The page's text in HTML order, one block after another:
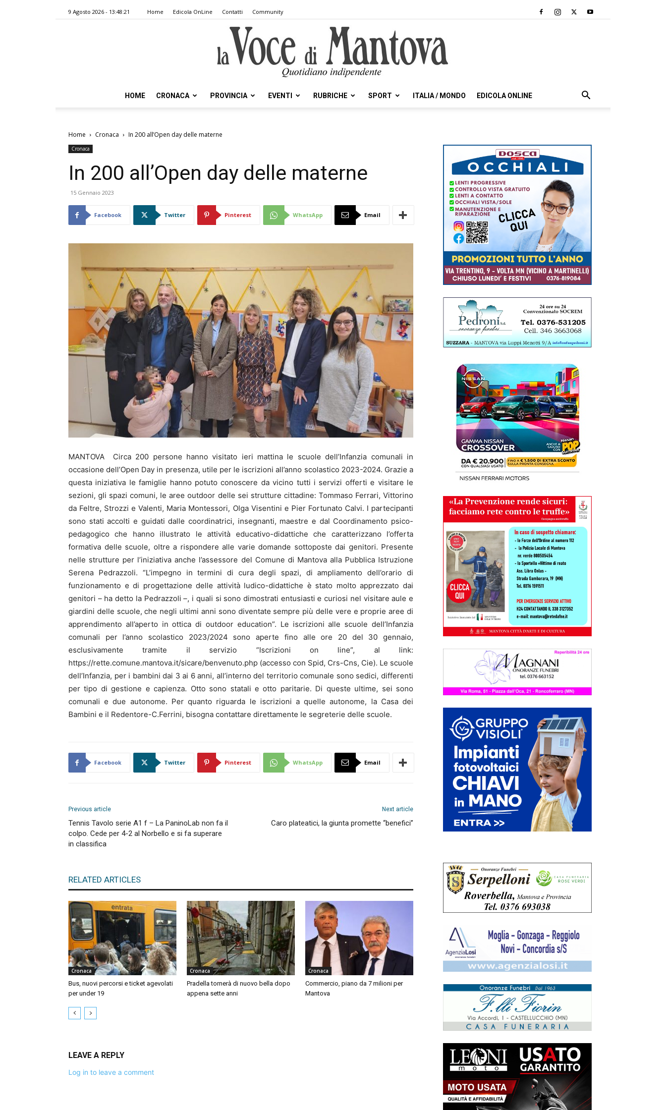
9 Agosto 2026 - 13:48:21 Home Edicola OnLine Contatti Community
Voce
Mantova
HOME CRONACA PROVINCIA EVENTI RUBRICHE SPORT ITALIA / MONDO EDICOLA ONLINE
Home Cronaca In 200 all’Open day delle materne
Cronaca
In 200 all’Open day delle materne
15 Gennaio 2023
Facebook Twitter Pinterest WhatsApp Email
MANTOVA Circa 200 persone hanno visitato ieri mattina le scuole dell’Infanzia comunali in
occasione dell’Open Day in presenza, utile per le iscrizioni all’anno scolastico 2023-2024. Grazie a
questa iniziativa le famiglie hanno potuto conoscere da vicino tutti i servizi offerti e visitare le
sezioni, gli spazi comuni, le aree outdoor delle sei strutture cittadine: Tommaso Ferrari, Vittorino
da Feltre, Strozzi e Valenti, Maria Montessori, Olga Visentini e Pier Fortunato Calvi. I partecipanti
sono stati accolti e guidati dalle coordinatrici, insegnanti, maestre e dal Coordinamento psico-
pedagogico che hanno illustrato le attività educativo-didattiche che caratterizzano l’offerta
formativa delle scuole, oltre a rispondere alle varie domande sottoposte dai genitori. Presente
nelle strutture per l’iniziativa anche l’assessore del Comune di Mantova alla Pubblica Istruzione
Serena Pedrazzoli. “L’impegno in termini di cura degli spazi, di ampliamento dell’orario di
funzionamento e di progettazione delle attività ludico-didattiche è stato molto apprezzato dai
genitori – ha detto la Pedrazzoli –, i quali si sono dimostrati entusiasti e curiosi nel visitare aule e
giardini delle scuole, che negli ultimi anni sono diventate sempre più delle vere e proprie aree di
apprendimento all’aperto in ottica di outdoor education”. Le iscrizioni alle scuole dell’Infanzia
comunali per l’anno scolastico 2023/2024 sono aperte fino alle ore 20 del 30 gennaio,
esclusivamente tramite il servizio “Iscrizioni on line”, al link:
https://rette.comune.mantova.it/sicare/benvenuto.php (accesso con Spid, Crs-Cns, Cie). Le scuole
dell’Infanzia, per i bambini dai 3 ai 6 anni, all’interno del territorio comunale sono sedici, differenti
per tipo di gestione e capienza. Otto sono statali e otto paritarie. Di queste ultime, sei sono
comunali e due autonome. Per quanto riguarda le iscrizioni a quelle autonome, la Casa dei
Bambini e il Redentore-C.Ferrini, bisogna contattare direttamente le segreterie delle scuole.
Facebook Twitter Pinterest WhatsApp Email
Previous article
Tennis Tavolo serie A1 f – La PaninoLab non fa il
colpo. Cede per 4-2 al Norbello e si fa superare
in classifica
Next article
Caro plateatici, la giunta promette “benefici”
RELATED ARTICLES
Cronaca
Bus, nuovi percorsi e ticket agevolati
per under 19
Cronaca
Pradella tornerà di nuovo bella dopo
appena sette anni
Cronaca
Commercio, piano da 7 milioni per
Mantova
LEAVE A REPLY
Log in to leave a comment